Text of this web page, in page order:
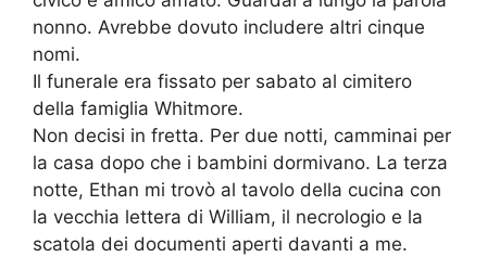
nonno. Avrebbe dovuto includere altri cinque
nomi.
Il funerale era fissato per sabato al cimitero
della famiglia Whitmore.
Non decisi in fretta. Per due notti, camminai per
la casa dopo che i bambini dormivano. La terza
notte, Ethan mi trovò al tavolo della cucina con
la vecchia lettera di William, il necrologio e la
scatola dei documenti aperti davanti a me.